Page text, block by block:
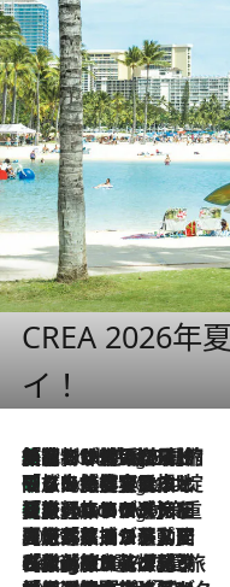
CREA 2026年
イ！
5 Hours Ago
「荷物が増えるほど旅ストレスは増す」美容ジャーナリストがたどり着いた最終結論。“化粧品を劇的に減らす”感動の凝縮美容とは
5 Hours Ago
「旅先には金髪ウィッグを持参」日本と同じメイクでは損してる!? 美容ジャーナリストが提案する“掟破りの旅美容”とは
5 Hours Ago
【厳選旅コスメ】「身軽さ＆UV対策重視！」ヘアアーティストshucoが選んだ夏旅ベストコスメを発表【Mサイズジップ】
2026.8.5
【厳選旅コスメ】国内をあちこち移動する河井菜摘が選んだ夏旅ベストコスメ発表！「リラックスアイテムはマスト」【Mサイズジップ】
2026.8.4
【厳選旅コスメ】「紫外線＆乾燥対策しながらメイク感も！」ヘア＆メイクGeorgeが選んだ夏旅ベストコスメを発表！【Mサイズジップ】